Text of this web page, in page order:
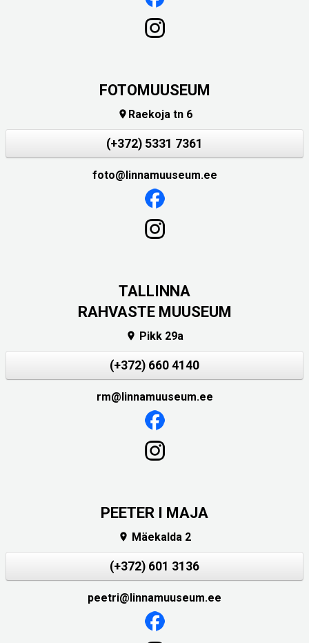
FOTOMUUSEUM
 Raekoja tn 6
(+372) 5331 7361
foto@linnamuuseum.ee
TALLINNA
RAHVASTE MUUSEUM
 Pikk 29a
(+372) 660 4140
rm@linnamuuseum.ee
PEETER I MAJA
 Mäekalda 2
(+372) 601 3136
peetri@linnamuuseum.ee